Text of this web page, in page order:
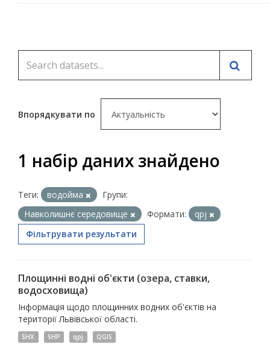
Впорядкувати по
1 набір даних знайдено
Теги: водойма
Групи:
Навколишнє середовище
Формати:
qpj
Фільтрувати результати
Площинні водні об'єкти (озера, ставки,
водосховища)
Інформація щодо площинних водних об'єктів на
території Львівської області.
SHX SHP qpj QGIS